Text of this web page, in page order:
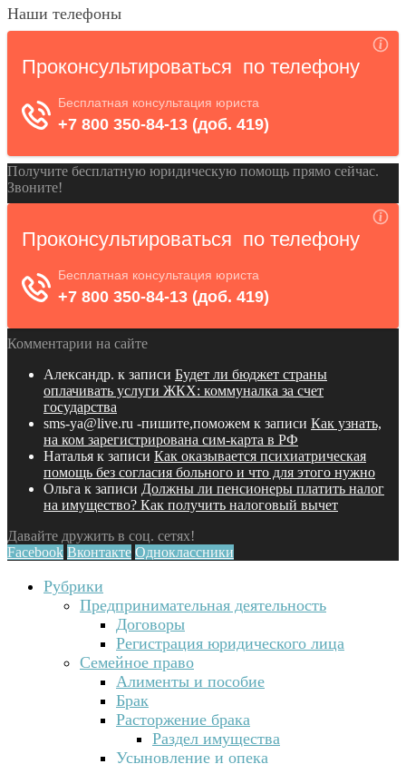
Наши телефоны
Получите бесплатную юридическую помощь прямо сейчас.
Звоните!
Комментарии на сайте
Александр. к записи Будет ли бюджет страны
оплачивать услуги ЖКХ: коммуналка за счет
государства
sms-ya@live.ru -пишите,поможем к записи Как узнать,
на ком зарегистрирована сим-карта в РФ
Наталья к записи Как оказывается психиатрическая
помощь без согласия больного и что для этого нужно
Ольга к записи Должны ли пенсионеры платить налог
на имущество? Как получить налоговый вычет
Давайте дружить в соц. сетях!
Facebook Вконтакте Одноклассники
Рубрики
Предпринимательная деятельность
Договоры
Регистрация юридического лица
Семейное право
Алименты и пособие
Брак
Расторжение брака
Раздел имущества
Усыновление и опека